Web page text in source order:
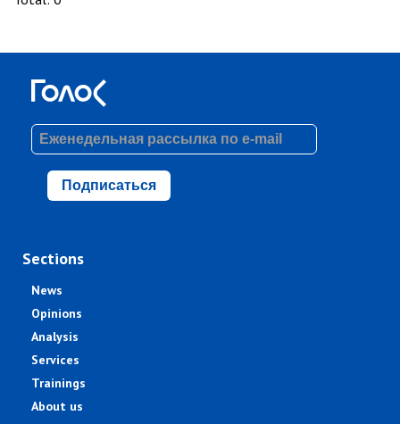
Подписаться
Sections
News
Opinions
Analysis
Services
Trainings
About us